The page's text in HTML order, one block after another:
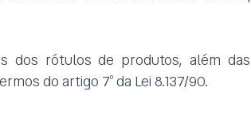
dos rótulos de produtos, além
doartigo 7º da Lei 8.137/90.